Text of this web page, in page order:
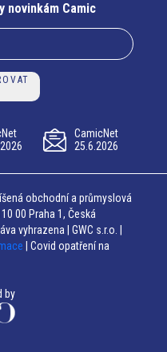
novinkám Camic
CamicNet
25.6.2026
obchodní a průmyslová
00 Praha 1, Česká
vyhrazena | GWC s.r.o. |
| Covid opatření na
by